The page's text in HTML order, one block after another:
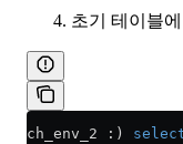
초기 테이블
ch_env_2 :)